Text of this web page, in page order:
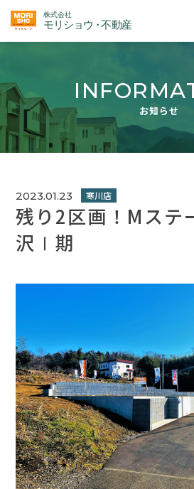
お知らせ
2023.01.23
残り2区画！Mステ
沢Ⅰ期